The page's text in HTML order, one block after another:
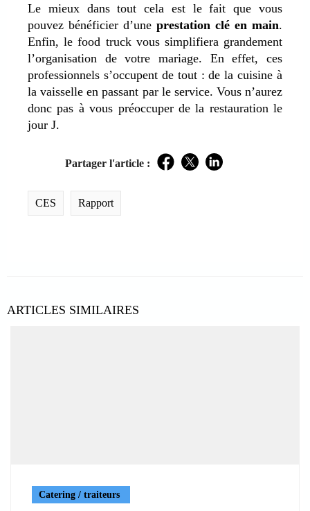
Le mieux dans tout cela est le fait que vous
pouvez bénéficier d’une prestation clé en main.
Enfin, le food truck vous simplifiera grandement
l’organisation de votre mariage. En effet, ces
professionnels s’occupent de tout : de la cuisine à
la vaisselle en passant par le service. Vous n’aurez
donc pas à vous préoccuper de la restauration le
jour J.
Partager l'article : Facebook
TwitterLinkedIn
CES Rapport
ARTICLES SIMILAIRES
Catering / traiteurs